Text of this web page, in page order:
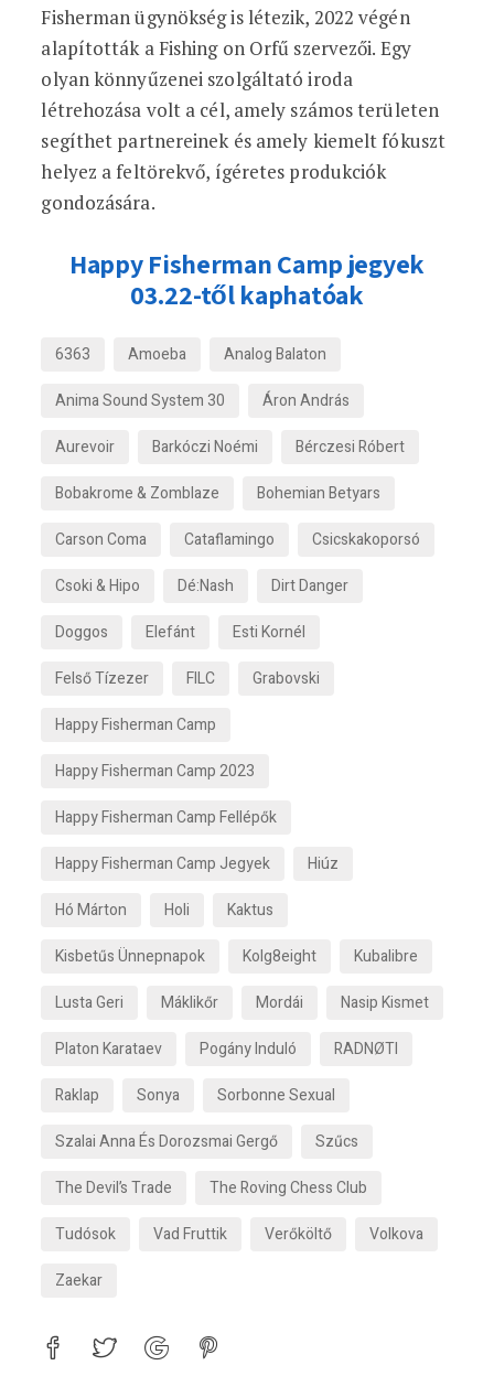
Fisherman ügynökség is létezik, 2022 végén
alapították a Fishing on Orfű szervezői. Egy
olyan könnyűzenei szolgáltató iroda
létrehozása volt a cél, amely számos területen
segíthet partnereinek és amely kiemelt fókuszt
helyez a feltörekvő, ígéretes produkciók
gondozására.
Happy Fisherman Camp jegyek
03.22-től kaphatóak
6363 Amoeba
Analog Balaton
Anima Sound System 30
Áron András
Aurevoir
Barkóczi Noémi
Bérczesi Róbert
Bobakrome & Zomblaze
Bohemian Betyars
Carson Coma
Cataflamingo
Csicskakoporsó
Csoki & Hipo
Dé:Nash
Dirt Danger
Doggos
Elefánt
Esti Kornél
Felső Tízezer
FILC
Grabovski
Happy Fisherman Camp
Happy Fisherman Camp 2023
Happy Fisherman Camp Fellépők
Happy Fisherman Camp Jegyek
Hiúz
Hó Márton
Holi
Kaktus
Kisbetűs Ünnepnapok
Kolg8eight
Kubalibre
Lusta Geri
Máklikőr Mordái
Nasip Kismet
Platon Karataev
Pogány Induló
RADNØTI
Raklap
Sonya
Sorbonne Sexual
Szalai Anna És Dorozsmai Gergő
Szűcs
The Devil’s Trade
The Roving Chess Club
Tudósok
Vad Fruttik Verőköltő
Volkova
Zaekar